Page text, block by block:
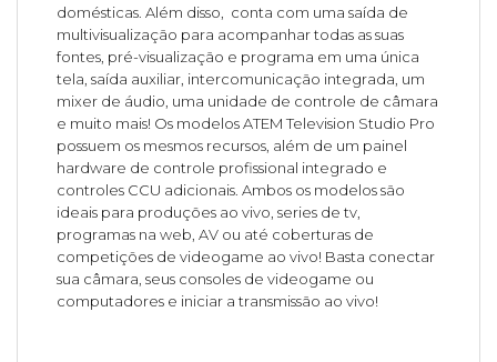
domésticas. Além disso, conta com uma saída de
multivisualização para acompanhar todas as suas
fontes, pré-visualização e programa em uma única
tela, saída auxiliar, intercomunicação integrada, um
mixer de áudio, uma unidade de controle de câmara
e muito mais! Os modelos ATEM Television Studio Pro
possuem os mesmos recursos, além de um painel
hardware de controle profissional integrado e
controles CCU adicionais. Ambos os modelos são
ideais para produções ao vivo, series de tv,
programas na web, AV ou até coberturas de
competições de videogame ao vivo! Basta conectar
sua câmara, seus consoles de videogame ou
computadores e iniciar a transmissão ao vivo!